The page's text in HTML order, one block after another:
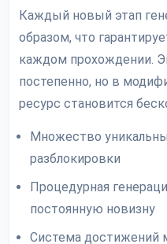
Каждый новый этап
образом, что
каждом прохождении.
постепенно, но в
ресурс становится
Множество
разблокировки
Процедурная
постоянную новизну
Система достижений